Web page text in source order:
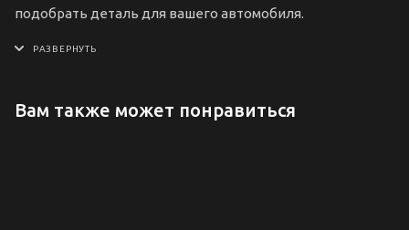
подобрать деталь для вашего автомобиля.
Вам также может понравиться